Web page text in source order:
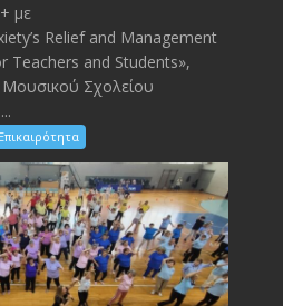
με
Relief and Management
Teachers and Students»,
Μουσικού Σχολείου
Επικαιρότητα